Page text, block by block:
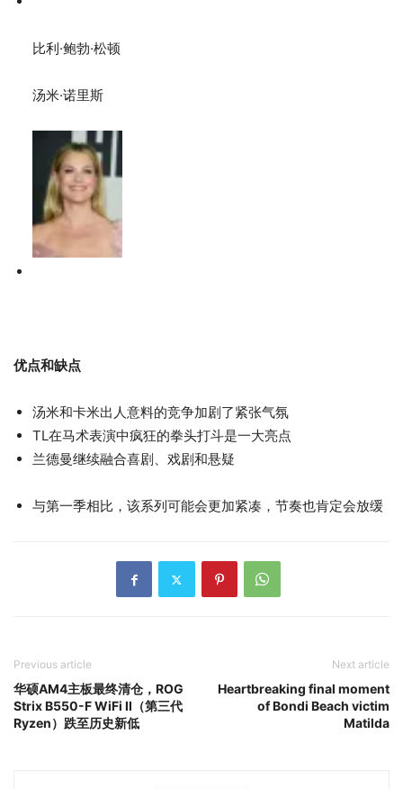
比利·鲍勃·松顿
汤米·诺里斯
优点和缺点
汤米和卡米出人意料的竞争加剧了紧张气氛
TL在马术表演中疯狂的拳头打斗是一大亮点
兰德曼继续融合喜剧、戏剧和悬疑
与第一季相比，该系列可能会更加紧凑，节奏也肯定会放缓
Previous article
华硕AM4主板最终清仓，ROG
Strix B550-F WiFi II（第三代
Ryzen）跌至历史新低
Next article
Heartbreaking final moment
of Bondi Beach victim
Matilda